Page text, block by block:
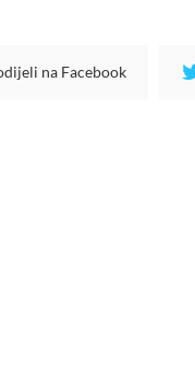
na Facebook